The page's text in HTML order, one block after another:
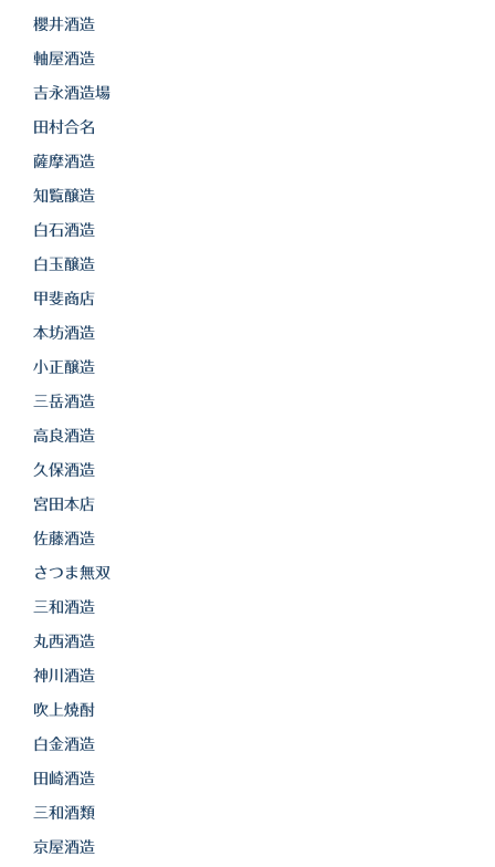
本坊酒造
小正醸造
高良酒造
久保酒造
佐藤酒造
さつま無双
丸西酒造
神川酒造
吹上焼酎
白金酒造
三和酒類
京屋酒造
配送について
特定商取引法の表記
櫻井酒造
軸屋酒造
吉永酒造場
田村合名
薩摩酒造
知覧醸造
白石酒造
白玉醸造
甲斐商店
本坊酒造
小正醸造
三岳酒造
高良酒造
久保酒造
宮田本店
佐藤酒造
さつま無双
三和酒造
丸西酒造
神川酒造
吹上焼酎
白金酒造
田崎酒造
三和酒類
京屋酒造